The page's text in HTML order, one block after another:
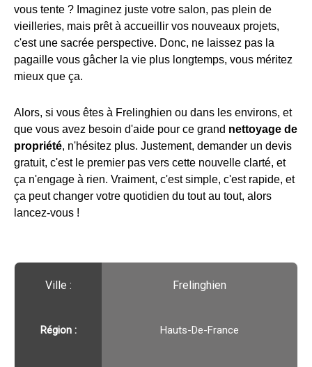
vous tente ? Imaginez juste votre salon, pas plein de
vieilleries, mais prêt à accueillir vos nouveaux projets,
c'est une sacrée perspective. Donc, ne laissez pas la
pagaille vous gâcher la vie plus longtemps, vous méritez
mieux que ça.
Alors, si vous êtes à Frelinghien ou dans les environs, et
que vous avez besoin d'aide pour ce grand nettoyage de
propriété, n'hésitez plus. Justement, demander un devis
gratuit, c'est le premier pas vers cette nouvelle clarté, et
ça n'engage à rien. Vraiment, c'est simple, c'est rapide, et
ça peut changer votre quotidien du tout au tout, alors
lancez-vous !
Ville :️ Frelinghien
Région :️ Hauts-De-France